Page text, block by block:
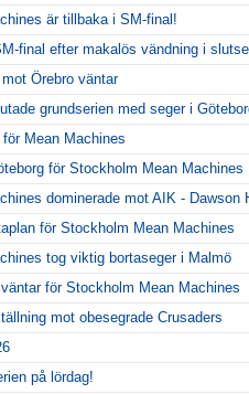
är tillbaka i SM-final!
final efter makalös vändning i
Örebro väntar
grundserien med seger i
Mean Machines
för Stockholm Mean Machines
dominerade mot AIK - Dawson
för Stockholm Mean Machines
tog viktig bortaseger i Malmö
för Stockholm Mean Machines
mot obesegrade Crusaders
på lördag!